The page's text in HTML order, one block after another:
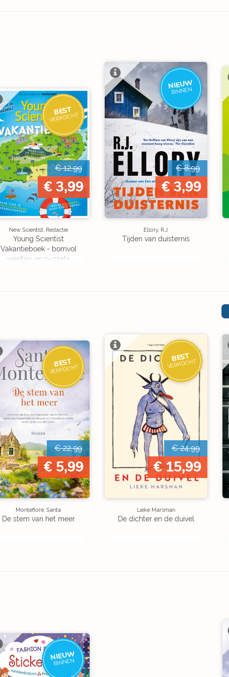
BEST
VERKOCHT
€ 12,99
€ 3,99
New Scientist, Redactie
Young Scientist
Vakantieboek - bomvol
weetjes en puzzels
NIEUW
BINNEN
€ 8,99
€ 3,99
Ellory, R.J.
Tijden van duisternis
BEST
VERKOCHT
€ 22,99
€ 5,99
Montefiore, Santa
De stem van het meer
BEST
VERKOCHT
€ 24,99
€ 15,99
Lieke Marsman
De dichter en de duivel
NIEUW
BINNEN